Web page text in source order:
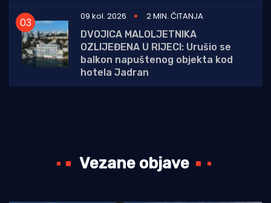
09 kol. 2026
2 MIN. ČITANJA
DVOJICA MALOLJETNIKA
OZLIJEĐENA U RIJECI: Urušio se
balkon napuštenog objekta kod
hotela Jadran
Vezane objave